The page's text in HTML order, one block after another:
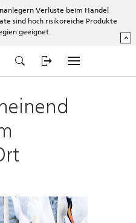
Verluste beim Handel
sind hoch risikoreiche Produkte
geeignet.
^